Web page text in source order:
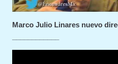
Marco Julio Linares nuevo